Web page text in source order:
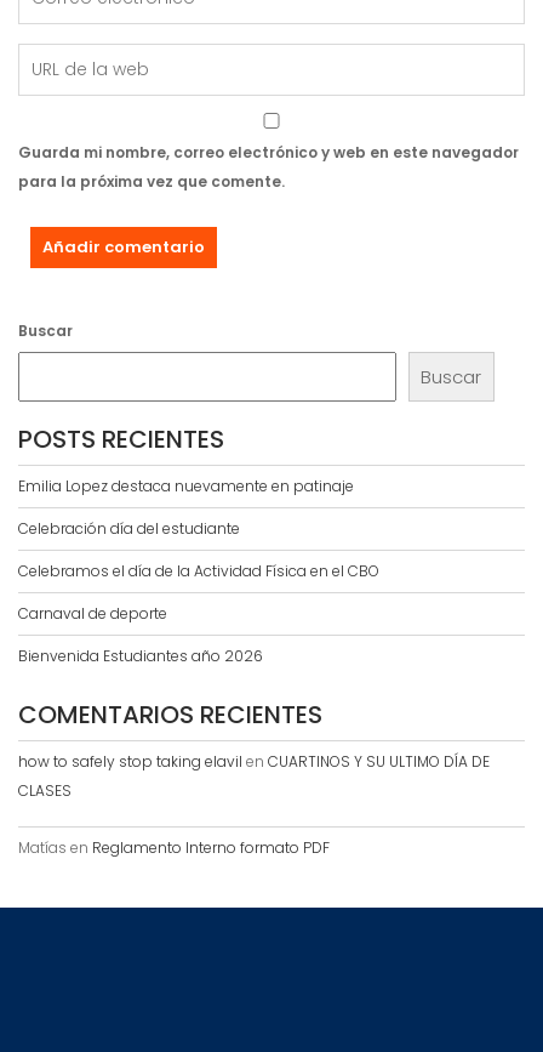
Guarda mi nombre, correo electrónico y web en este navegador
para la próxima vez que comente.
Buscar
Buscar
POSTS RECIENTES
Emilia Lopez destaca nuevamente en patinaje
Celebración día del estudiante
Celebramos el día de la Actividad Física en el CBO
Carnaval de deporte
Bienvenida Estudiantes año 2026
COMENTARIOS RECIENTES
how to safely stop taking elavil en CUARTINOS Y SU ULTIMO DÍA DE
CLASES
Matías en Reglamento Interno formato PDF